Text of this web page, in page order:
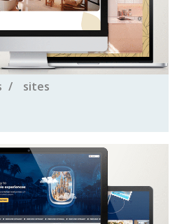
sites